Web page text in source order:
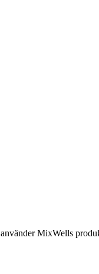
MixWells